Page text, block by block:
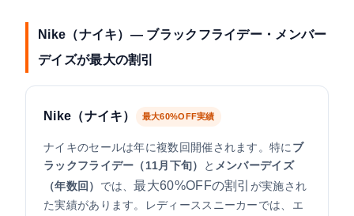
Nike（ナイキ）— ブラックフライデー・メンバー
デイズが最大の割引
Nike（ナイキ） 最大60%OFF実績
ナイキのセールは年に複数回開催されます。特にブ
ラックフライデー（11月下旬）
と メンバーデイズ
（年数回） では、最大60%OFFの割引 が実施され
た実績があります。レディーススニーカーでは、エ